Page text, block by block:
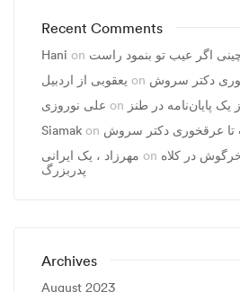
Recent Comments
Hani on
یعقوبی از اردبیل on
علی نوروزی on پایان‌نامه در طنز
Siamak on
مهرزاد ، يک ايرانی on در کلاه
پدربزرگ
Archives
August 2023